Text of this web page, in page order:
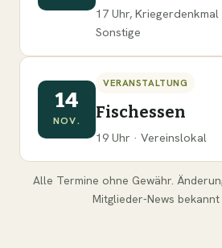
17 Uhr, Kriegerdenkmal
Sonstige
14
NOV.
VERANSTALTUNG
Fischessen
19 Uhr · Vereinslokal
Alle Termine ohne Gewähr.
Mitglieder-News bekannt